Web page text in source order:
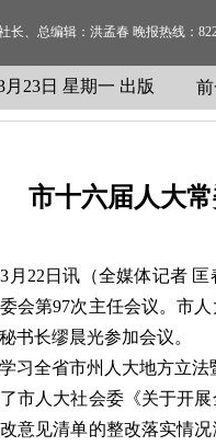
长、总编辑：洪孟春 晚报热线：
月 23日 星期一 出版
市十六届人大
日讯（全媒体记者 匡
会第97次主任会议。市
书长缪晨光参加会议。
全省市州人大地方立法
人大社会委《关于开展
意见清单的整改落实情